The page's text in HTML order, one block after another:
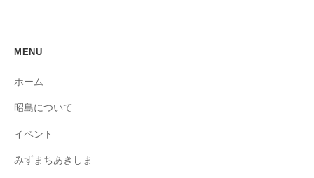
MENU
ホーム
昭島について
イベント
みずまちあきしま